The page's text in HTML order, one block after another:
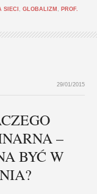
SIECI GLOBALIZM
PROF.
29/01/2015
–
BYĆ W